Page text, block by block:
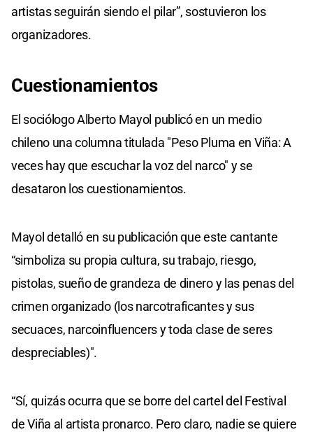
artistas seguirán siendo el pilar”, sostuvieron los
organizadores.
Cuestionamientos
El sociólogo Alberto Mayol publicó en un medio
chileno una columna titulada "Peso Pluma en Viña: A
veces hay que escuchar la voz del narco" y se
desataron los cuestionamientos.
Mayol detalló en su publicación que este cantante
“simboliza su propia cultura, su trabajo, riesgo,
pistolas, sueño de grandeza de dinero y las penas del
crimen organizado (los narcotraficantes y sus
secuaces, narcoinfluencers y toda clase de seres
despreciables)".
“Sí, quizás ocurra que se borre del cartel del Festival
de Viña al artista pronarco. Pero claro, nadie se quiere